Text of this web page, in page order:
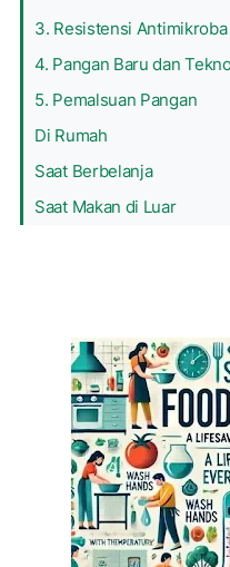
3. Resistensi Antimikroba
4. Pangan Baru dan
5. Pemalsuan Pangan
Di Rumah
Saat Berbelanja
Saat Makan di Luar